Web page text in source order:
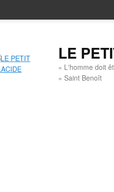
LE
« L'homme doit
» Saint Benoît